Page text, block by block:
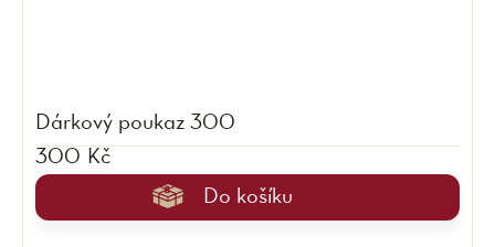
Dárkový poukaz 300
300 Kč
Do košíku